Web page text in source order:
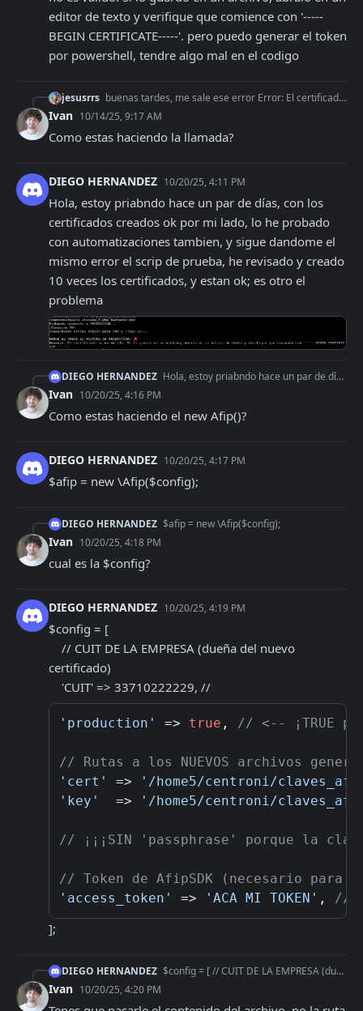
editor de texto y verifique que comience con '-----
BEGIN CERTIFICATE-----'. pero puedo generar el token
por powershell, tendre algo mal en el codigo
jesusrrs buenas tardes, me sale ese error Error: El certificado no es válido. Si lo guardó en un archivo, ábralo en un editor de texto y verifique que comience con '----
Ivan 10/14/25, 9:17 AM
Como estas haciendo la llamada?
DIEGO HERNANDEZ 10/20/25, 4:11 PM
Hola, estoy priabndo hace un par de días, con los
certificados creados ok por mi lado, lo he probado
con automatizaciones tambien, y sigue dandome el
mismo error el scrip de prueba, he revisado y creado
10 veces los certificados, y estan ok; es otro el
problema
DIEGO HERNANDEZ Hola, estoy priabndo hace un par de días, con los certificados creados ok por mi lado, lo he probado con automatizaciones tambien, y sigue dandome el mismo erro
Ivan 10/20/25, 4:16 PM
Como estas haciendo el new Afip()?
DIEGO HERNANDEZ 10/20/25, 4:17 PM
$afip = new \Afip($config);
DIEGO HERNANDEZ $afip = new \Afip($config);
Ivan 10/20/25, 4:18 PM
cual es la $config?
DIEGO HERNANDEZ 10/20/25, 4:19 PM
$config = [
certificado)
    'CUIT' => 33710222229, //
'production' => true , // <-- ¡TRUE
// Rutas a los NUEVOS archivos
'cert'
=>
'/home5/centroni/
'key'
  =>
'/home5/centroni/
// ¡¡¡SIN 'passphrase' porque la
// Token de AfipSDK (necesario para
'access_token'
=> 'ACA MI TOKEN' , //
];
DIEGO HERNANDEZ $config = [ // CUIT DE LA EMPRESA (dueña del nuevo certificado) 'CUIT' => 33710222229, // 'production' => true, // <-- ¡TRUE para PRODUCCIÓN!
Ivan 10/20/25, 4:20 PM